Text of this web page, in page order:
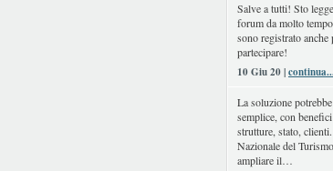
Salve a tutti! Sto
forum da molto
sono registrato anche
partecipare!
10 Giu 20 |
La soluzione
semplice, con
strutture, stato,
Nazionale del
ampliare il…